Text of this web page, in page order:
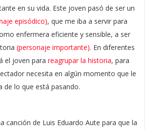
en su vida. Este joven pasó de ser un
episódico), que me iba a servir para
enfermera eficiente y sensible, a ser
(personaje importante). En diferentes
el joven para reagrupar la historia, para
necesita en algún momento que le
de lo que está pasando.
canción de Luis Eduardo Aute para que la